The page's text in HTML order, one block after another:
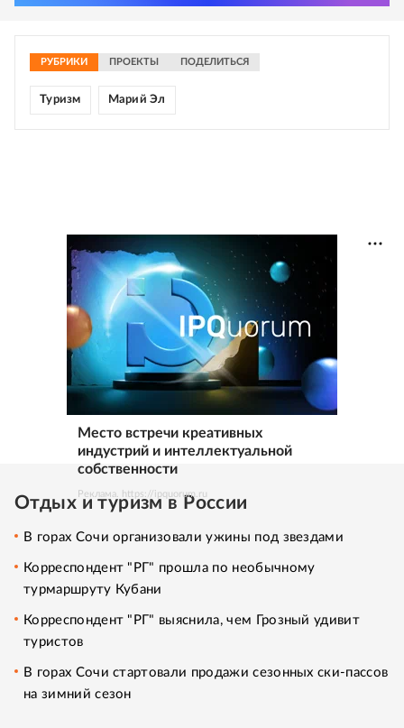
РУБРИКИ ПРОЕКТЫ ПОДЕЛИТЬСЯ
Туризм Марий Эл
Место встречи креативных
индустрий и интеллектуальной
собственности
Реклама. https://ipquorum.ru
Отдых и туризм в России
В горах Сочи организовали ужины под звездами
Корреспондент "РГ" прошла по необычному
турмаршруту Кубани
Корреспондент "РГ" выяснила, чем Грозный удивит
туристов
В горах Сочи стартовали продажи сезонных ски-пассов
на зимний сезон